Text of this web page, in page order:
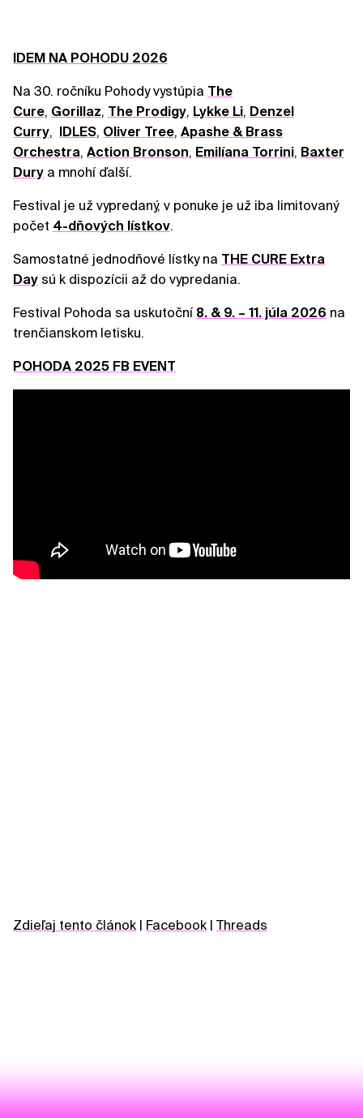
IDEM NA POHODU 2026
Na 30. ročníku Pohody vystúpia The
Cure, Gorillaz, The Prodigy, Lykke Li, Denzel
Curry, IDLES, Oliver Tree, Apashe & Brass
Orchestra, Action Bronson, Emilíana Torrini, Baxter
Dury a mnohí ďalší.
Festival je už vypredaný, v ponuke je už iba limitovaný
počet 4-dňových lístkov.
Samostatné jednodňové lístky na THE CURE Extra
Day sú k dispozícii až do vypredania.
Festival Pohoda sa uskutoční 8. & 9. – 11. júla 2026 na
trenčianskom letisku.
POHODA 2025 FB EVENT
Zdieľaj tento článok | Facebook | Threads